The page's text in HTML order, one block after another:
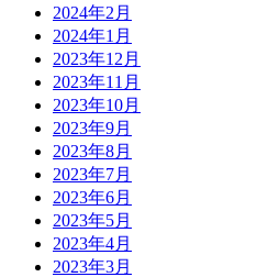
2024年2月
2024年1月
2023年12月
2023年11月
2023年10月
2023年9月
2023年8月
2023年7月
2023年6月
2023年5月
2023年4月
2023年3月